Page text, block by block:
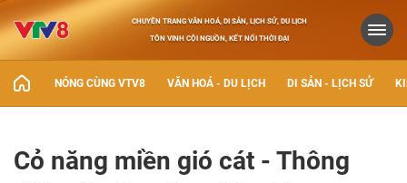
CHUYÊN TRANG VĂN HOÁ, DI SẢN, LỊCH SỬ, DU LỊCH
TÔN VINH CỘI NGUỒN, KẾT NỐI THỜI ĐẠI
NÓNG CÙNG VTV8 VĂN HOÁ - DU LỊCH DI SẢN - LỊCH SỬ
Cỏ năng miền gió cát - Thông